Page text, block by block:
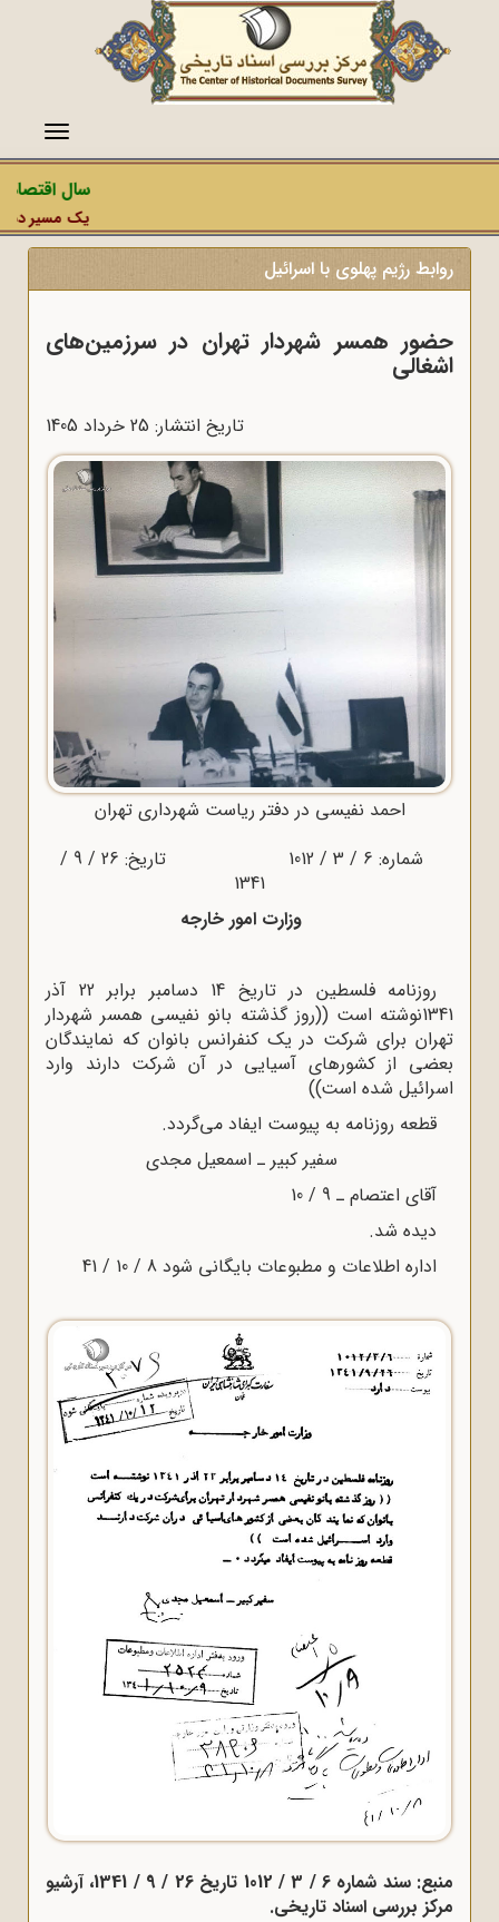
منو
سال
یک مسیر
روابط رژیم پهلوی با اسرائیل
حضور همسر شهردار تهران در سرزمین‌های
اشغالی
تاریخ انتشار: 25 خرداد 1405
احمد نفیسی در دفتر ریاست شهرداری تهران
شماره: 6 / 3 / 1012 تاریخ: 26 / 9 /
1341
وزارت امور خارجه
روزنامه فلسطین در تاریخ 14 دسامبر برابر 22 آذر
1341نوشته است ((روز گذشته بانو نفیسی همسر شهردار
تهران برای شرکت در یک کنفرانس بانوان که نمایندگان
بعضی از کشورهای آسیایی در آن شرکت دارند وارد
اسرائیل شده است))
قطعه روزنامه به پیوست ایفاد می‌گردد.
سفیر کبیر ـ اسمعیل مجدی
آقای اعتصام ـ 9 / 10
دیده شد.
اداره اطلاعات و مطبوعات بایگانی شود 8 / 10 / 41
منبع: سند شماره 6 / 3 / 1012 تاریخ 26 / 9 / 1341، آرشیو
مرکز بررسی اسناد تاریخی.